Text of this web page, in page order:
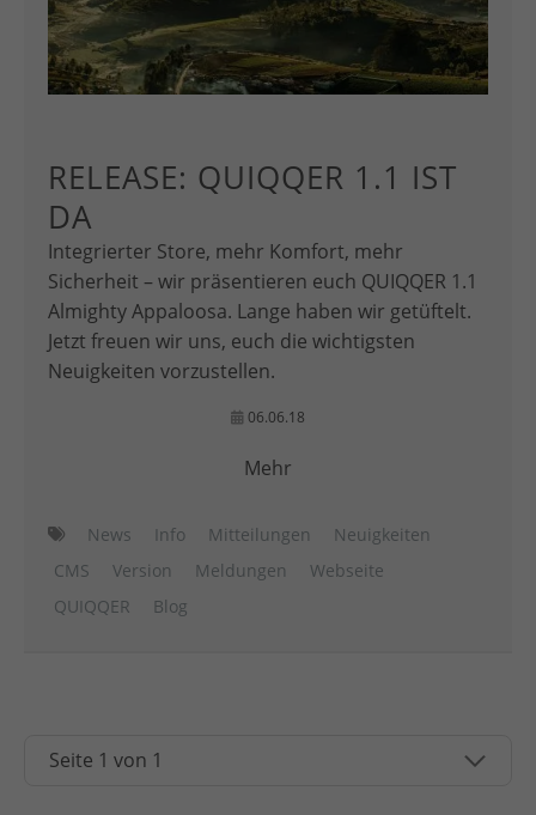
RELEASE: QUIQQER 1.1 IST
DA
Integrierter Store, mehr Komfort, mehr
Sicherheit – wir präsentieren euch QUIQQER 1.1
Almighty Appaloosa. Lange haben wir getüftelt.
Jetzt freuen wir uns, euch die wichtigsten
Neuigkeiten vorzustellen.
06.06.18
Mehr
News Info Mitteilungen
Neuigkeiten
CMS
Version Meldungen
Webseite
QUIQQER
Blog